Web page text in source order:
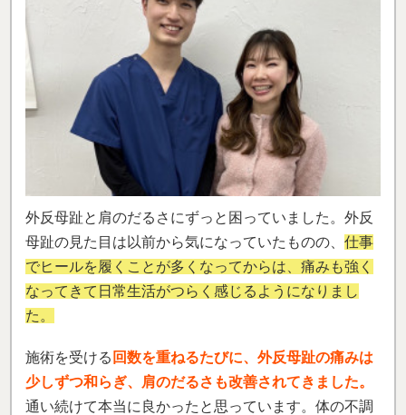
外反母趾と肩のだるさにずっと困っていました。外反
母趾の見た目は以前から気になっていたものの、 仕事
でヒールを履くことが多くなってからは、痛みも強く
なってきて日常生活がつらく感じるようになりまし
た。
施術を受ける 回数を重ねるたびに、外反母趾の痛みは
少しずつ和らぎ、肩のだるさも改善されてきました。
通い続けて本当に良かったと思っています。体の不調